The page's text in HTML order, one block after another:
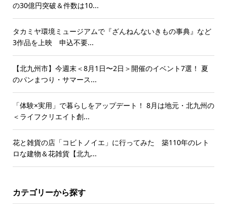
の30億円突破＆件数は10...
タカミヤ環境ミュージアムで『ざんねんないきもの事典』など
3作品を上映 申込不要...
【北九州市】今週末＜8月1日〜2日＞開催のイベント7選！ 夏
のパンまつり・サマース...
「体験×実用」で暮らしをアップデート！ 8月は地元・北九州の
＜ライフクリエイト創...
花と雑貨の店「コビトノイエ」に行ってみた 築110年のレト
ロな建物＆花雑貨【北九...
カテゴリーから探す